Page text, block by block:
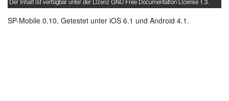
SP-Mobile 0.10, Getestet unter iOS 6.1 und Android 4.1.